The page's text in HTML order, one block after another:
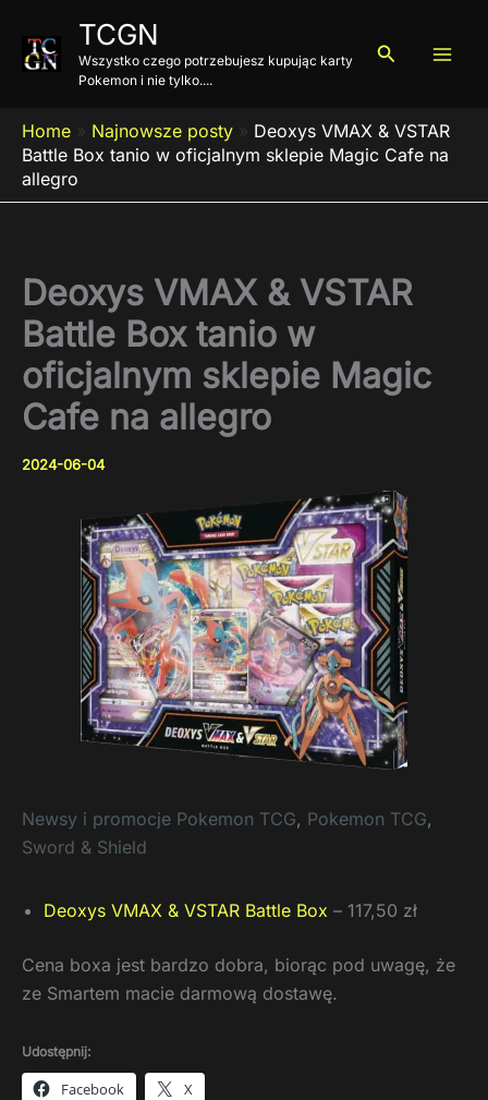
treści
TCGN
Wszystko czego potrzebujesz kupując karty
Pokemon i nie tylko....
Szukaj
Home » Najnowsze posty » Deoxys VMAX & VSTAR
Battle Box tanio w oficjalnym sklepie Magic Cafe na
allegro
Deoxys VMAX & VSTAR
Battle Box tanio w
oficjalnym sklepie Magic
Cafe na allegro
2024-06-04
Newsy i promocje Pokemon TCG, Pokemon TCG,
Sword & Shield
Deoxys VMAX & VSTAR Battle Box – 117,50 zł
Cena boxa jest bardzo dobra, biorąc pod uwagę, że
ze Smartem macie darmową dostawę.
Udostępnij:
Facebook X